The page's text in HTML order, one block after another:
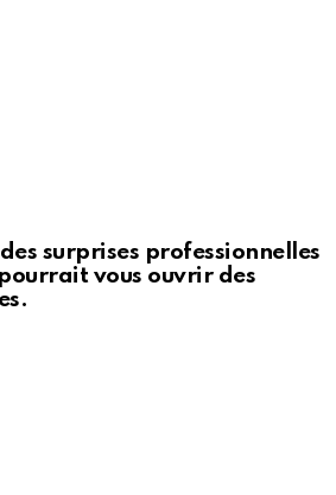
surprises professionnelles
vous ouvrir des